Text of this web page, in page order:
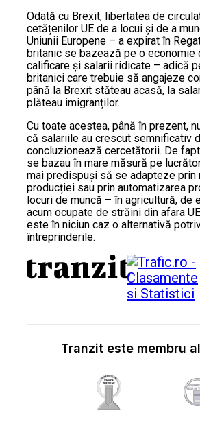
Odată cu Brexit, libertatea de
cetățenilor UE de a locui și de a
Uniunii Europene – a expirat în
britanic se bazează pe o economie
calificare și salarii ridicate – adică
britanici care trebuie să angajeze
până la Brexit stăteau acasă, la
plăteau imigranților.
Cu toate acestea, până în prezent,
că salariile au crescut semnificativ
concluzionează cercetătorii. De
se bazau în mare măsură pe
mai predispuși să se adapteze prin
producției sau prin automatizarea
locuri de muncă – în agricultură, de
acum ocupate de străini din afara
este în niciun caz o alternativă
întreprinderile.
Tranzit este membru